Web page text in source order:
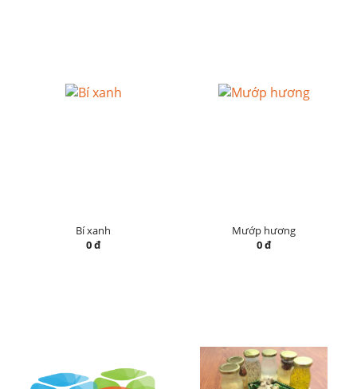
Bí xanh
0 đ
Mướp hương
0 đ